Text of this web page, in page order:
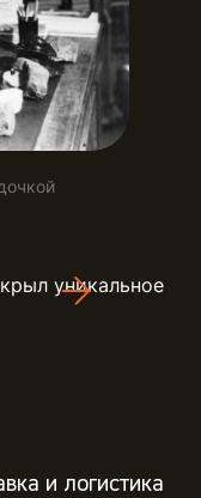
уникальное
и логистика